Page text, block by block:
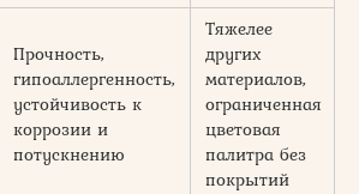
Прочность,
гипоаллергенность,
устойчивость к
коррозии и
потускнению
Тяжелее
других
материалов,
ограниченная
цветовая
палитра без
покрытий